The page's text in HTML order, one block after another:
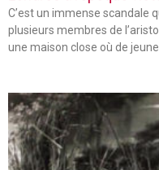
C’est un immense scandale
plusieurs membres de
une maison close où de